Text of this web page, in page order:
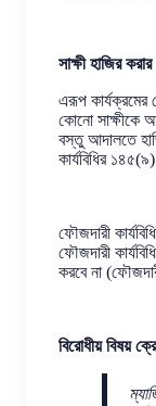
সাক্ষী হাজির করার
এরূপ কার্যক্রমের
কোনো সাক্ষীকে
বস্তু আদালতে
কার্যবিধির
ফৌজদারী
ফৌজদারী
করবে না
বিরোধীয় বিষয়